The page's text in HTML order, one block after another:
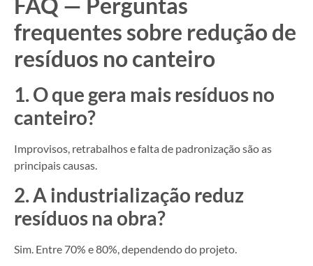
frequentes sobre redução de
resíduos no canteiro
1. O que gera mais resíduos no
canteiro?
Improvisos, retrabalhos e falta de padronização são as
principais causas.
2. A industrialização reduz
resíduos na obra?
Sim. Entre 70% e 80%, dependendo do projeto.